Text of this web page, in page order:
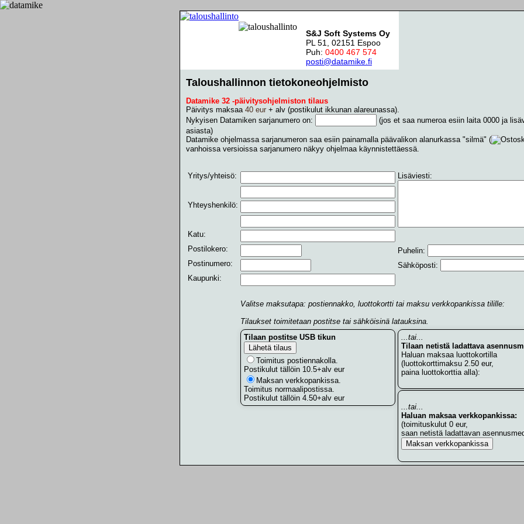
S&J Soft Systems Oy
PL 51, 02151 Espoo
Puh: 0400 467 574
posti@datamike.fi
Taloushallinnon tietokoneohjelmisto
Datamike 32 -päivitysohjelmiston tilaus
Päivitys maksaa 40 eur + alv (postikulut ikkunan alareunassa).
Nykyisen Datamiken sarjanumero on:
(jos et saa numeroa esiin laita 0000 ja
asiasta)
Datamike ohjelmassa sarjanumeron saa esiin painamalla päävalikon alanurkassa "silmä" (
vanhoissa versioissa sarjanumero näkyy ohjelmaa käynnistettäessä.
Yritys/yhteisö: Lisäviesti:
Yhteyshenkilö:
Katu:
Postilokero:
Puhelin:
Postinumero:
Sähköposti:
Kaupunki:
Valitse maksutapa: postiennakko, luottokortti tai maksu verkkopankissa tilille:
Tilaukset toimitetaan postitse tai sähköisinä latauksina.
Tilaan postitse USB tikun
Toimitus postiennakolla.
Postikulut tällöin 10.5+alv eur
Maksan verkkopankissa.
Toimitus normaalipostissa.
Postikulut tällöin 4.50+alv eur
...tai...
Tilaan netistä ladattava
Haluan maksaa luottokortilla
(luottokorttimaksu 2.50 eur,
paina luottokorttia alla):
...tai...
Haluan maksaa verkkopankissa:
(toimituskulut 0 eur,
saan netistä ladattavan